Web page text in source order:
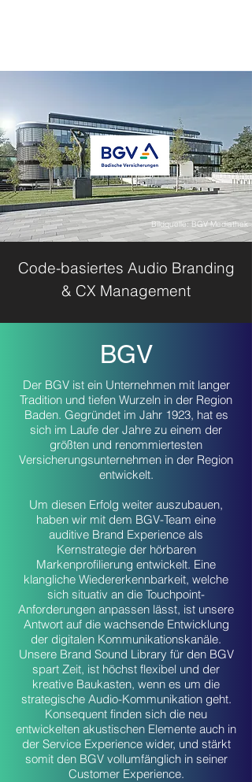
Bildquelle: BGV Mediathek
Code-basiertes Audio Branding
& CX Management
BGV
Der BGV ist ein Unternehmen mit langer
Tradition und tiefen Wurzeln in der Region
Baden. Gegründet im Jahr 1923, hat es
sich im Laufe der Jahre zu einem der
größten und renommiertesten
Versicherungsunternehmen in der Region
entwickelt.
Um diesen Erfolg weiter auszubauen,
haben wir mit dem BGV-Team eine
auditive Brand Experience als
Kernstrategie der hörbaren
Markenprofilierung entwickelt. Eine
klangliche Wiedererkennbarkeit, welche
sich situativ an die Touchpoint-
Anforderungen anpassen lässt, ist unsere
Antwort auf die wachsende Entwicklung
der digitalen Kommunikationskanäle.
Unsere Brand Sound Library für den BGV
spart Zeit, ist höchst flexibel und der
kreative Baukasten, wenn es um die
strategische Audio-Kommunikation geht.
Konsequent finden sich die neu
entwickelten akustischen Elemente auch in
der Service Experience wider, und stärkt
somit den BGV vollumfänglich in seiner
Customer Experience.​